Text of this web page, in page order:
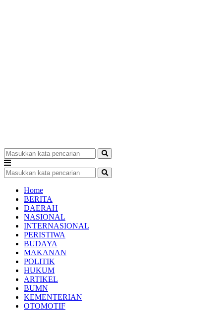
Home
BERITA
DAERAH
NASIONAL
INTERNASIONAL
PERISTIWA
BUDAYA
MAKANAN
POLITIK
HUKUM
ARTIKEL
BUMN
KEMENTERIAN
OTOMOTIF